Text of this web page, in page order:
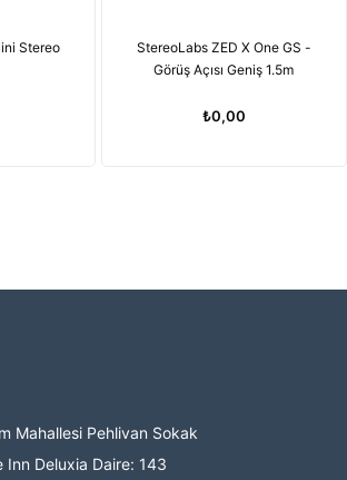
Stereo
StereoLabs ZED X One GS -
Görüş Açısı Geniş 1.5m
₺0,00
Mahallesi Pehlivan Sokak
Inn Deluxia Daire: 143